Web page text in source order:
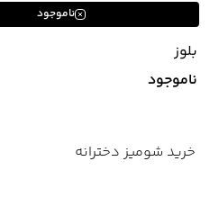
ناموجود
بلوز
ناموجود
خرید شومیز دخترانه